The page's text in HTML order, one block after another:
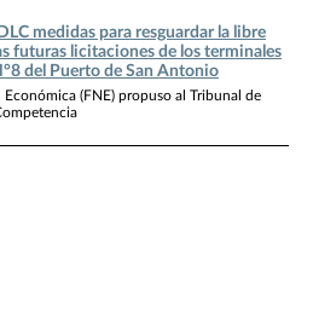
medidas para resguardar la libre
futuras licitaciones de los terminales
del Puerto de San Antonio
Económica (FNE) propuso al Tribunal de